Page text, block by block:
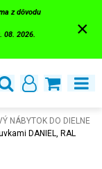
z dôvodu
08. 2026.
×
NÁBYTOK DO DIELNE
DANIEL, RAL